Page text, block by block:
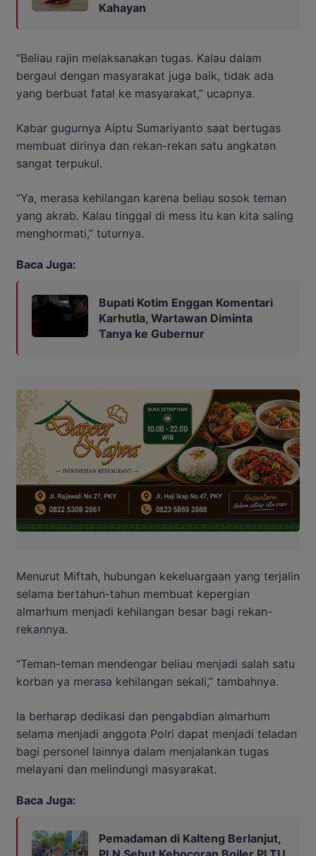
Kahayan
“Beliau rajin melaksanakan tugas. Kalau dalam
bergaul dengan masyarakat juga baik, tidak ada
yang berbuat fatal ke masyarakat,” ucapnya.
Kabar gugurnya Aiptu Sumariyanto saat bertugas
membuat dirinya dan rekan-rekan satu angkatan
sangat terpukul.
“Ya, merasa kehilangan karena beliau sosok teman
yang akrab. Kalau tinggal di mess itu kan kita saling
menghormati,” tuturnya.
Baca Juga:
Bupati Kotim Enggan Komentari
Karhutla, Wartawan Diminta
Tanya ke Gubernur
Menurut Miftah, hubungan kekeluargaan yang terjalin
selama bertahun-tahun membuat kepergian
almarhum menjadi kehilangan besar bagi rekan-
rekannya.
“Teman-teman mendengar beliau menjadi salah satu
korban ya merasa kehilangan sekali,” tambahnya.
Ia berharap dedikasi dan pengabdian almarhum
selama menjadi anggota Polri dapat menjadi teladan
bagi personel lainnya dalam menjalankan tugas
melayani dan melindungi masyarakat.
Baca Juga:
Pemadaman di Kalteng Berlanjut,